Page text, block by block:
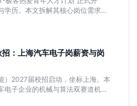
学历。本文拆解其核心岗位需求
划、算法），分析非科班同学的投
：上海汽车电子岗薪资与岗
）2027届校招启动，坐标上海。本
电子企业的机械与算法双赛道机
后的含金量及应届生成长路径，助